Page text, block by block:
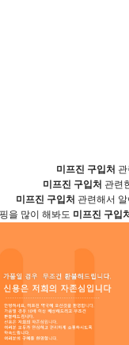
미­프진 구입처
미­프진 구입처 관련
미­프진 구입처 관련해서
을 많이 해봐도 미­프진 구입